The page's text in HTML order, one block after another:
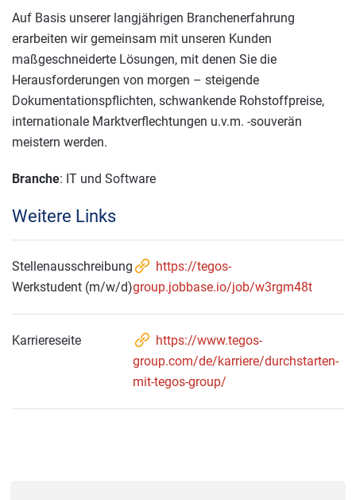
Auf Basis unserer langjährigen Branchenerfahrung
erarbeiten wir gemeinsam mit unseren Kunden
maßgeschneiderte Lösungen, mit denen Sie die
Herausforderungen von morgen – steigende
Dokumentationspflichten, schwankende Rohstoffpreise,
internationale Marktverflechtungen u.v.m. -souverän
meistern werden.
Branche: IT und Software
Weitere Links
Stellenausschreibung
Werkstudent (m/w/d)
https://tegos-
group.jobbase.io/job/w3rgm48t
Karriereseite
https://www.tegos-
group.com/de/karriere/durchstarten-
mit-tegos-group/